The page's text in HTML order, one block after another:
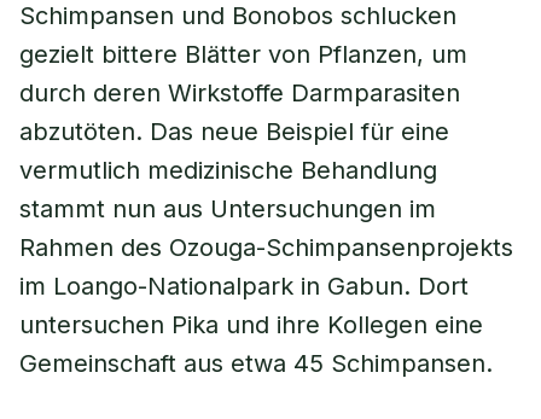
Schimpansen und Bonobos schlucken
gezielt bittere Blätter von Pflanzen, um
durch deren Wirkstoffe Darmparasiten
abzutöten. Das neue Beispiel für eine
vermutlich medizinische Behandlung
stammt nun aus Untersuchungen im
Rahmen des Ozouga-Schimpansenprojekts
im Loango-Nationalpark in Gabun. Dort
untersuchen Pika und ihre Kollegen eine
Gemeinschaft aus etwa 45 Schimpansen.